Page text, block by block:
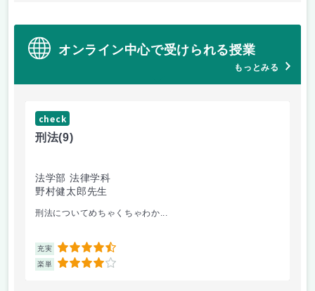
オンライン中心で受けられる授業
もっとみる
check
刑法(9)
法学部 法律学科
野村健太郎先生
刑法についてめちゃくちゃわか...
充実 4.5
楽単 4